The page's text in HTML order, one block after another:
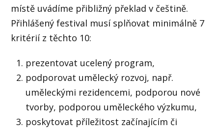
místě uvádíme přibližný překlad v češtině.
Přihlášený festival musí splňovat minimálně 7
kritérií z těchto 10:
prezentovat ucelený program,
podporovat umělecký rozvoj, např.
uměleckými rezidencemi, podporou nové
tvorby, podporou uměleckého výzkumu,
poskytovat příležitost začínajícím či